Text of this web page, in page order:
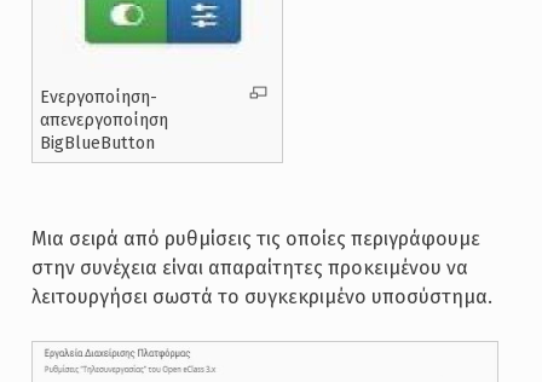
Ενεργοποίηση-
απενεργοποίηση
BigBlueButton
Μια σειρά από ρυθμίσεις τις οποίες περιγράφουμε
στην συνέχεια είναι απαραίτητες προκειμένου να
λειτουργήσει σωστά το συγκεκριμένο υποσύστημα.